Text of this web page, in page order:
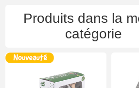
Produits dans la
catégorie